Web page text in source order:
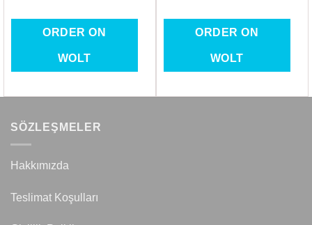
ORDER ON
WOLT
ORDER ON
WOLT
SÖZLEŞMELER
Hakkımızda
Teslimat Koşulları